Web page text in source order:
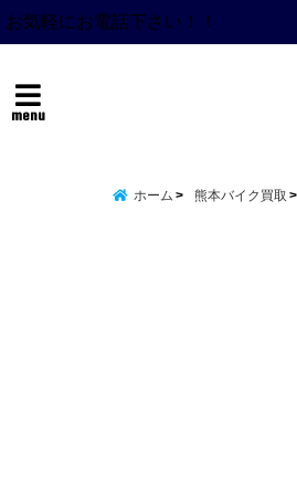
お気軽にお電話下さい！！
menu
ホーム 熊本バイク買取